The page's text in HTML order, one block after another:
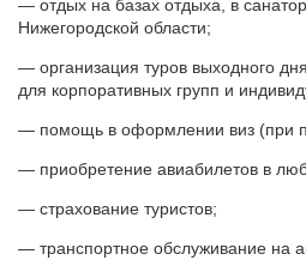
— отдых на базах отдыха, в
Нижегородской области;
— организация туров выходного
для корпоративных групп и
— помощь в оформлении виз (при
— приобретение авиабилетов в
— страхование туристов;
— транспортное обслуживание на